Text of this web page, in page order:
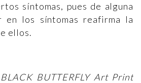
síntomas, pues de alguna
en los síntomas reafirma la
ellos.
BUTTERFLY Art Print